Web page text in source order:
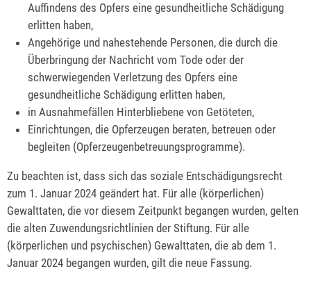
Auffindens des Opfers eine gesundheitliche Schädigung
erlitten haben,
Angehörige und nahestehende Personen, die durch die
Überbringung der Nachricht vom Tode oder der
schwerwiegenden Verletzung des Opfers eine
gesundheitliche Schädigung erlitten haben,
in Ausnahmefällen Hinterbliebene von Getöteten,
Einrichtungen, die Opferzeugen beraten, betreuen oder
begleiten (Opferzeugenbetreuungsprogramme).
Zu beachten ist, dass sich das soziale Entschädigungsrecht
zum 1. Januar 2024 geändert hat. Für alle (körperlichen)
Gewalttaten, die vor diesem Zeitpunkt begangen wurden, gelten
die alten Zuwendungsrichtlinien der Stiftung. Für alle
(körperlichen und psychischen) Gewalttaten, die ab dem 1.
Januar 2024 begangen wurden, gilt die neue Fassung.